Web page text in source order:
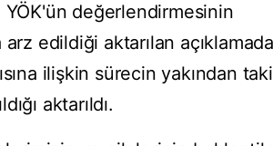
değerlendirmesinin
edildiği aktarılan
ilişkin sürecin yakından
aktarıldı.